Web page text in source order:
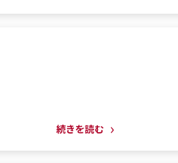
続きを読む